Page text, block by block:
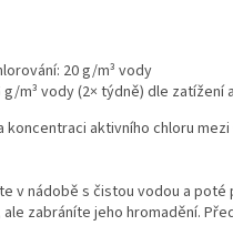
20 g/m³ vody
g/m³ vody (2× týdně) dle
koncentraci aktivního chloru
v nádobě s čistou vodou a
zabráníte jeho hromadění.